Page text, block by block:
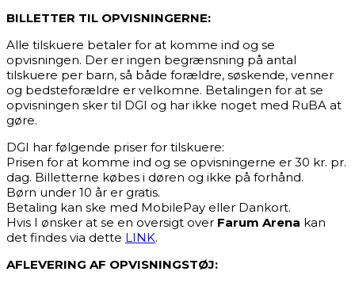
BILLETTER TIL OPVISNINGERNE:
Alle tilskuere betaler for at komme ind og se
opvisningen. Der er ingen begrænsning på antal
tilskuere per barn, så både forældre, søskende, venner
og bedsteforældre er velkomne. Betalingen for at se
opvisningen sker til DGI og har ikke noget med RuBA at
gøre.
DGI har følgende priser for tilskuere:
Prisen for at komme ind og se opvisningerne er 30 kr. pr.
dag. Billetterne købes i døren og ikke på forhånd.
Børn under 10 år er gratis.
Betaling kan ske med MobilePay eller Dankort.
Hvis I ønsker at se en oversigt over Farum Arena kan
det findes via dette LINK.
AFLEVERING AF OPVISNINGSTØJ: